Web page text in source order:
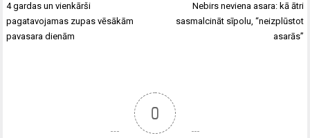
4 gardas un vienkārši
pagatavojamas zupas vēsākām
pavasara dienām
Nebirs neviena asara: kā ātri
sasmalcināt sīpolu, “neizplūstot
asarās”
0